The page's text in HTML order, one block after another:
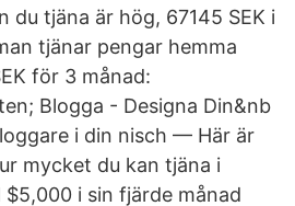
du tjäna är hög, 67145 SEK i
tjänar pengar hemma
för 3 månad:
Blogga - Designa Din&nb
i din nisch — Här är
mycket du kan tjäna i
i sin fjärde månad